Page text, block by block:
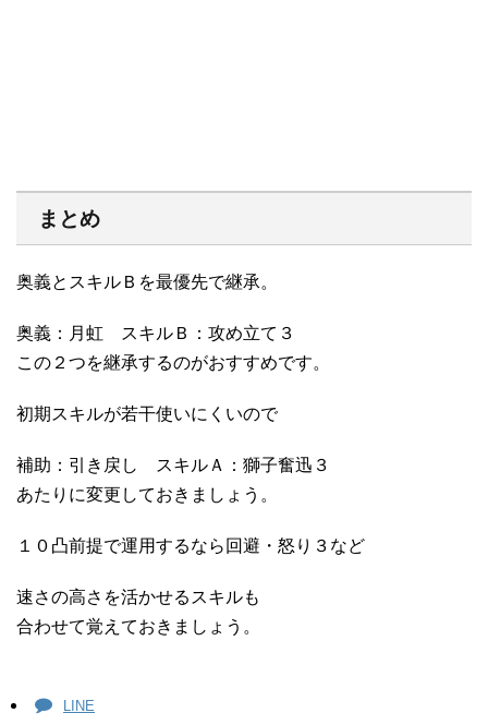
まとめ
奥義とスキルＢを最優先で継承。
奥義：月虹 スキルＢ：攻め立て３
この２つを継承するのがおすすめです。
初期スキルが若干使いにくいので
補助：引き戻し スキルＡ：獅子奮迅３
あたりに変更しておきましょう。
１０凸前提で運用するなら回避・怒り３など
速さの高さを活かせるスキルも
合わせて覚えておきましょう。
LINE